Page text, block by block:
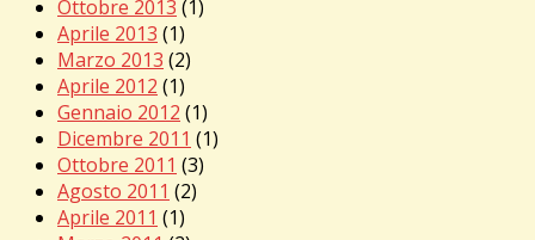
Ottobre 2013 (1)
Aprile 2013 (1)
Marzo 2013 (2)
Aprile 2012 (1)
Gennaio 2012 (1)
Dicembre 2011 (1)
Ottobre 2011 (3)
Agosto 2011 (2)
Aprile 2011 (1)